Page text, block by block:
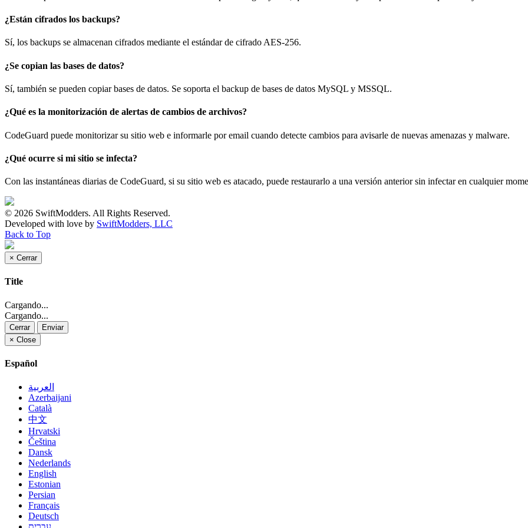
¿Están cifrados los backups?
Sí, los backups se almacenan cifrados mediante el estándar de cifrado AES-256.
¿Se copian las bases de datos?
Sí, también se pueden copiar bases de datos. Se soporta el backup de bases de datos MySQL y MSSQL.
¿Qué es la monitorización de alertas de cambios de archivos?
CodeGuard puede monitorizar su sitio web e informarle por email cuando detecte cambios para avisarle de nuevas amenazas y malware.
¿Qué ocurre si mi sitio se infecta?
Con las instantáneas diarias de CodeGuard, si su sitio web es atacado, puede restaurarlo a una versión anterior sin infectar en cualquier
© 2026 SwiftModders. All Rights Reserved.
Developed with love by SwiftModders, LLC
Back to Top
× Cerrar
Title
Cargando...
Cargando...
Cerrar
Enviar
× Close
Español
العربية
Azerbaijani
Català
中文
Hrvatski
Čeština
Dansk
Nederlands
English
Estonian
Persian
Français
Deutsch